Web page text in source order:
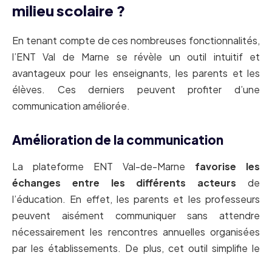
milieu scolaire ?
En tenant compte de ces nombreuses fonctionnalités,
l’ENT Val de Marne se révèle un outil intuitif et
avantageux pour les enseignants, les parents et les
élèves. Ces derniers peuvent profiter d’une
communication améliorée.
Amélioration de la communication
La plateforme ENT Val-de-Marne favorise les
échanges entre les différents acteurs de
l’éducation. En effet, les parents et les professeurs
peuvent aisément communiquer sans attendre
nécessairement les rencontres annuelles organisées
par les établissements. De plus, cet outil simplifie le